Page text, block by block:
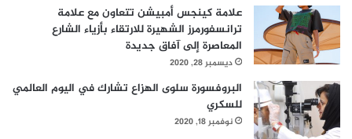
علامة كينجس أمبيشن تتعاون مع علامة
ترانسفورمرز الشهيرة للارتقاء بأزياء الشارع
المعاصرة إلى آفاق جديدة
ديسمبر 28, 2020
البروفسورة سلوى الهزاع تشارك في اليوم العالمي
للسكري
نوفمبر 18, 2020